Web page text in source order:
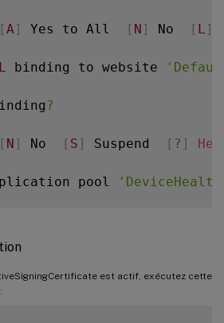
[A ] Yes to All [ N ] No [ L ]
binding to website
?
[ N ] No [ S ] Suspend [ ? ]
pool
application
est actif, exécutez cette